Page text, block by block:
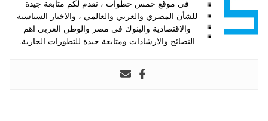
في موقع خمس خطوات ، نقدم لكم متابعة جيدة
للشأن المصري والعربي والعالمي ، والاخبار السياسية
والاقتصادية والبنوك في مصر والوطن العربي اهم
النصائح والارشادات ومتابعة جيدة للتطورات الجارية.